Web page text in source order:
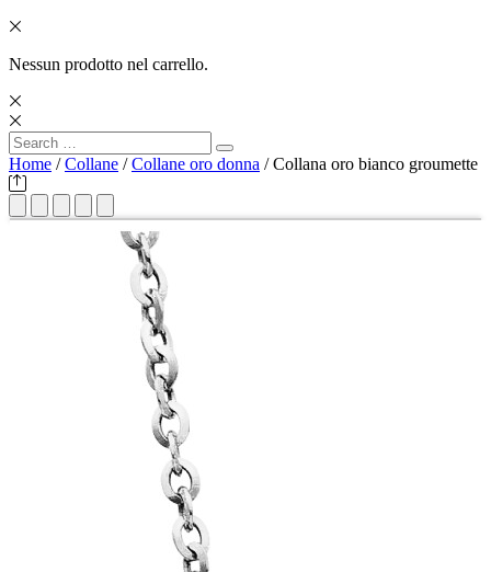
Nessun prodotto nel carrello.
Search
for:
Search
Home /Collane /Collane oro donna / Collana oro bianco groumette